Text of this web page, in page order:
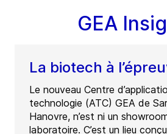
GEA
La biotech à
Le nouveau Centre
technologie (ATC) GEA de
Hanovre, n’est ni un
laboratoire. C’est un lieu